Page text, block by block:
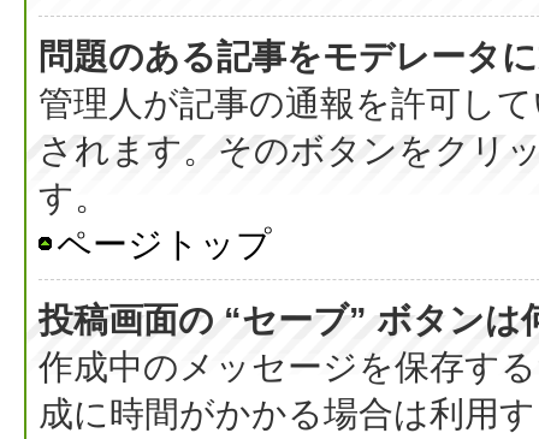
問題のある記事をモデレータ
管理人が記事の通報を許可し
されます。そのボタンをクリ
す。
ページトップ
投稿画面の “セーブ” ボタンは
作成中のメッセージを保存す
成に時間がかかる場合は利用